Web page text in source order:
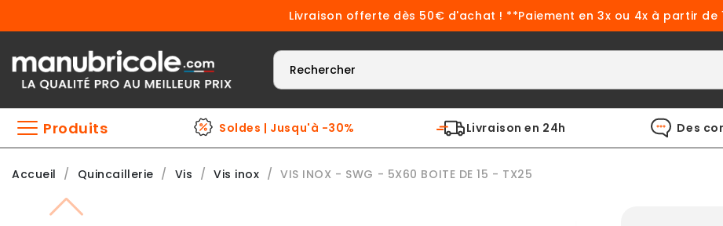
Livraison offerte dès 50€ d'achat ! **Paiement en 3x ou 4x à partir de
Produits Soldes | Jusqu'à -30% Livraison en 24h Des
Accueil Quincaillerie Vis Vis inox VIS INOX - SWG - 5X60 BOITE DE 15 - TX25